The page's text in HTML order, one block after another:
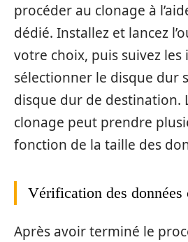
procéder au clonage à
dédié. Installez et lancez
votre choix, puis suivez
sélectionner le disque dur
disque dur de destination.
clonage peut prendre
fonction de la taille des
Vérification des données
Après avoir terminé le